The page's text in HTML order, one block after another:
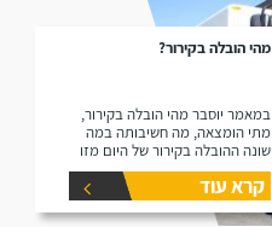
מהי הובלה בקירור?
במאמר יוסבר מהי הובלה בקירור,
מתי הומצאה, מה חשיבותה במה
שונה ההובלה בקירור של היום מזו
של פעם ואיך היא מתבצעת.
קרא עוד